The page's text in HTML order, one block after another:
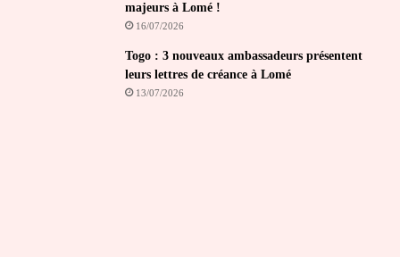
majeurs à Lomé !
16/07/2026
Togo : 3 nouveaux ambassadeurs présentent
leurs lettres de créance à Lomé
13/07/2026